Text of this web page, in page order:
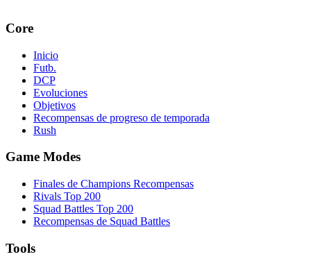
Core
Inicio
Futb.
DCP
Evoluciones
Objetivos
Recompensas de progreso de temporada
Rush
Game Modes
Finales de Champions Recompensas
Rivals Top 200
Squad Battles Top 200
Recompensas de Squad Battles
Tools